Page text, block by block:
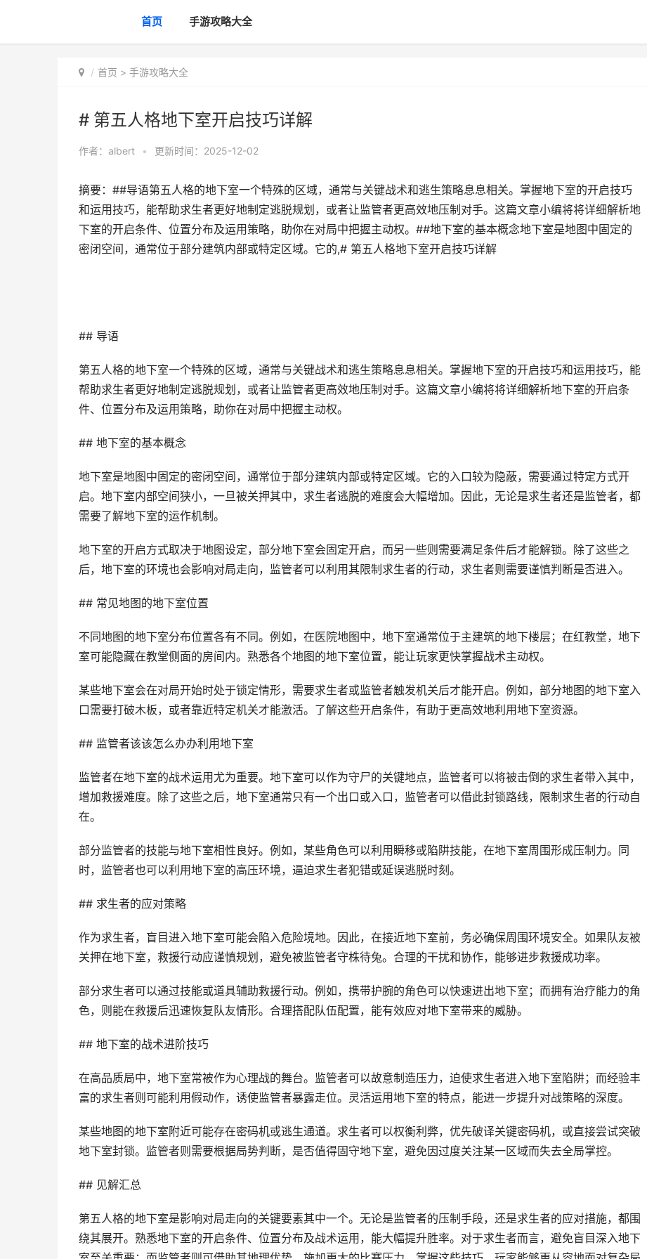
首页 手游攻略大全
首页 > 手游攻略大全
# 第五人格地下室开启技巧详解
作者： albert • 更新时间：2025-12-02
摘要：##导语第五人格的地下室一个特殊的区域，通常与关键战术和逃生策略息息相关。掌握地下室的开启技巧
和运用技巧，能帮助求生者更好地制定逃脱规划，或者让监管者更高效地压制对手。这篇文章小编将将详细解析地
下室的开启条件、位置分布及运用策略，助你在对局中把握主动权。##地下室的基本概念地下室是地图中固定的
密闭空间，通常位于部分建筑内部或特定区域。它的,# 第五人格地下室开启技巧详解
## 导语
第五人格的地下室一个特殊的区域，通常与关键战术和逃生策略息息相关。掌握地下室的开启技巧和运用技巧，能
帮助求生者更好地制定逃脱规划，或者让监管者更高效地压制对手。这篇文章小编将将详细解析地下室的开启条
件、位置分布及运用策略，助你在对局中把握主动权。
## 地下室的基本概念
地下室是地图中固定的密闭空间，通常位于部分建筑内部或特定区域。它的入口较为隐蔽，需要通过特定方式开
启。地下室内部空间狭小，一旦被关押其中，求生者逃脱的难度会大幅增加。因此，无论是求生者还是监管者，都
需要了解地下室的运作机制。
地下室的开启方式取决于地图设定，部分地下室会固定开启，而另一些则需要满足条件后才能解锁。除了这些之
后，地下室的环境也会影响对局走向，监管者可以利用其限制求生者的行动，求生者则需要谨慎判断是否进入。
## 常见地图的地下室位置
不同地图的地下室分布位置各有不同。例如，在医院地图中，地下室通常位于主建筑的地下楼层；在红教堂，地下
室可能隐藏在教堂侧面的房间内。熟悉各个地图的地下室位置，能让玩家更快掌握战术主动权。
某些地下室会在对局开始时处于锁定情形，需要求生者或监管者触发机关后才能开启。例如，部分地图的地下室入
口需要打破木板，或者靠近特定机关才能激活。了解这些开启条件，有助于更高效地利用地下室资源。
## 监管者该该怎么办办利用地下室
监管者在地下室的战术运用尤为重要。地下室可以作为守尸的关键地点，监管者可以将被击倒的求生者带入其中，
增加救援难度。除了这些之后，地下室通常只有一个出口或入口，监管者可以借此封锁路线，限制求生者的行动自
在。
部分监管者的技能与地下室相性良好。例如，某些角色可以利用瞬移或陷阱技能，在地下室周围形成压制力。同
时，监管者也可以利用地下室的高压环境，逼迫求生者犯错或延误逃脱时刻。
## 求生者的应对策略
作为求生者，盲目进入地下室可能会陷入危险境地。因此，在接近地下室前，务必确保周围环境安全。如果队友被
关押在地下室，救援行动应谨慎规划，避免被监管者守株待兔。合理的干扰和协作，能够进步救援成功率。
部分求生者可以通过技能或道具辅助救援行动。例如，携带护腕的角色可以快速进出地下室；而拥有治疗能力的角
色，则能在救援后迅速恢复队友情形。合理搭配队伍配置，能有效应对地下室带来的威胁。
## 地下室的战术进阶技巧
在高品质局中，地下室常被作为心理战的舞台。监管者可以故意制造压力，迫使求生者进入地下室陷阱；而经验丰
富的求生者则可能利用假动作，诱使监管者暴露走位。灵活运用地下室的特点，能进一步提升对战策略的深度。
某些地图的地下室附近可能存在密码机或逃生通道。求生者可以权衡利弊，优先破译关键密码机，或直接尝试突破
地下室封锁。监管者则需要根据局势判断，是否值得固守地下室，避免因过度关注某一区域而失去全局掌控。
## 见解汇总
第五人格的地下室是影响对局走向的关键要素其中一个。无论是监管者的压制手段，还是求生者的应对措施，都围
绕其展开。熟悉地下室的开启条件、位置分布及战术运用，能大幅提升胜率。对于求生者而言，避免盲目深入地下